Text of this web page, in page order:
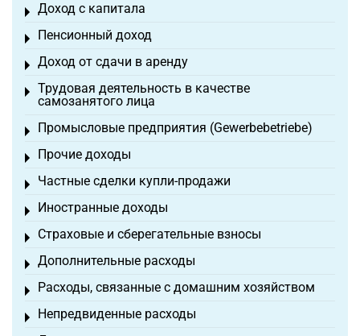
Доход с капитала
Toggle menu
Пенсионный доход
Toggle menu
Доход от сдачи в аренду
Toggle menu
Трудовая деятельность в качестве
самозанятого лица
Toggle menu
Промысловые предприятия (Gewerbebetriebe)
Toggle menu
Прочие доходы
Toggle menu
Частные сделки купли-продажи
Toggle menu
Иностранные доходы
Toggle menu
Страховые и сберегательные взносы
Toggle menu
Дополнительные расходы
Toggle menu
Расходы, связанные с домашним хозяйством
Toggle menu
Непредвиденные расходы
Toggle menu